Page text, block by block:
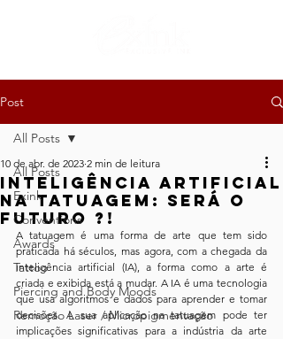
Post
All Posts
Exink
Conventions
Awards
Tattoo
Piercing and Body Moods
Remoção Laser / Micropigmentação
All Posts
Inteligência Artificial
na Tatuagem: Será o
Futuro ?!
10 de abr. de 2023 2 min de leitura
A tatuagem é uma forma de arte que tem sido
praticada há séculos, mas agora, com a chegada da
inteligência artificial (IA), a forma como a arte é
criada e exibida está a mudar. A IA é uma tecnologia
que usa algoritmos e dados para aprender e tomar
decisões. A sua aplicação na tatuagem pode ter
implicações significativas para a indústria da arte